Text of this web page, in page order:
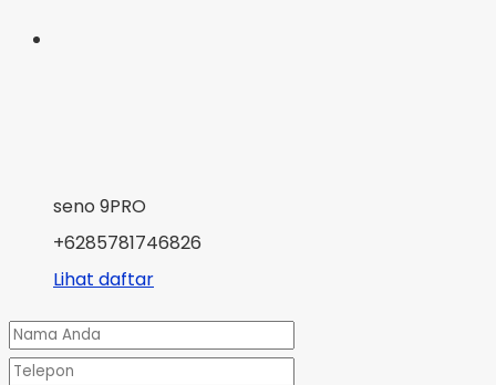
seno 9PRO
+6285781746826
Lihat daftar